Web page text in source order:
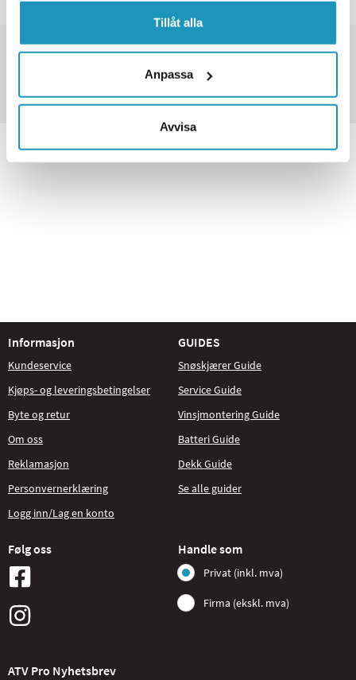
Tillåt alla
Anpassa
Avvisa
TUSENVIS AV VARER PÅ LAGER
FRAKT FRA 79 KR
Informasjon
Kundeservice
Kjøps- og leveringsbetingelser
Byte og retur
Om oss
Reklamasjon
Personvernerklæring
Logg inn/Lag en konto
GUIDES
Snøskjærer Guide
Service Guide
Vinsjmontering Guide
Batteri Guide
Dekk Guide
Se alle guider
Følg oss Handle som
Privat (inkl. mva)
Firma (ekskl. mva)
ATV Pro Nyhetsbrev